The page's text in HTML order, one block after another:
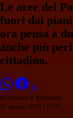
Le aree del
fuori dai piani
ora pensa a
anche più
cittadino.
Redazione Il Milanista
21 agosto 2015 - 15:57